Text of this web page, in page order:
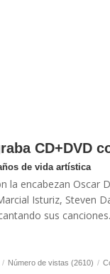
CD+DVD
de vida artística
la encabezan Oscar
Isturiz, Steven
sus
/ Número de vistas (2610) /